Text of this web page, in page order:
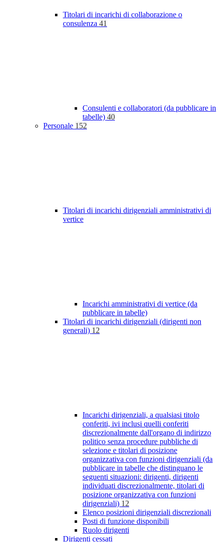
Titolari di incarichi di collaborazione o
consulenza 41
Consulenti e collaboratori (da pubblicare in
tabelle) 40
Personale 152
Titolari di incarichi dirigenziali amministrativi di
vertice
Incarichi amministrativi di vertice (da
pubblicare in tabelle)
Titolari di incarichi dirigenziali (dirigenti non
generali) 12
Incarichi dirigenziali, a qualsiasi titolo
conferiti, ivi inclusi quelli conferiti
discrezionalmente dall'organo di indirizzo
politico senza procedure pubbliche di
selezione e titolari di posizione
organizzativa con funzioni dirigenziali (da
pubblicare in tabelle che distinguano le
seguenti situazioni: dirigenti, dirigenti
individuati discrezionalmente, titolari di
posizione organizzativa con funzioni
dirigenziali) 12
Elenco posizioni dirigenziali discrezionali
Posti di funzione disponibili
Ruolo dirigenti
Dirigenti cessati